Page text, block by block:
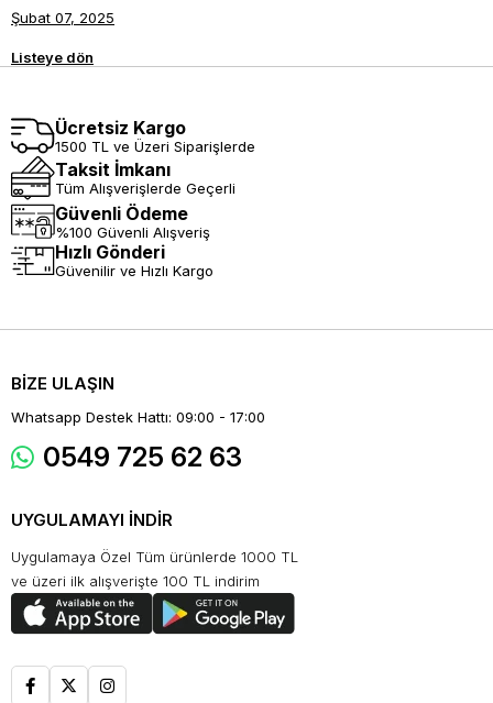
Şubat 07, 2025
Listeye dön
Ücretsiz Kargo
1500 TL ve Üzeri Siparişlerde
Taksit İmkanı
Tüm Alışverişlerde Geçerli
Güvenli Ödeme
%100 Güvenli Alışveriş
Hızlı Gönderi
Güvenilir ve Hızlı Kargo
BİZE ULAŞIN
Whatsapp Destek Hattı: 09:00 - 17:00
0549 725 62 63
UYGULAMAYI İNDİR
Uygulamaya Özel Tüm ürünlerde 1000 TL
ve üzeri ilk alışverişte 100 TL indirim